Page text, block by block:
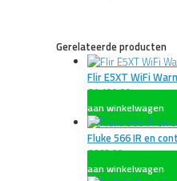
Gerelateerde producten
Flir E5XT WiFi
€1.199,00 excl. BTW€
aan winkelwagen
Fluke 566 IR en
€668,00 excl. BTW€
aan winkelwagen